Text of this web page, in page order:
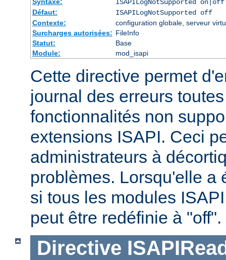
ISAPILogNotSupported on|off
Défaut:
ISAPILogNotSupported off
Contexte:
configuration globale, serveur
Surcharges autorisées: FileInfo
Statut:
Base
Module:
mod_isapi
Cette directive permet
journal des erreurs
fonctionnalités non
extensions ISAPI. Ceci
administrateurs à
problèmes. Lorsqu'elle a
si tous les modules
peut être redéfinie à "off".
Directive